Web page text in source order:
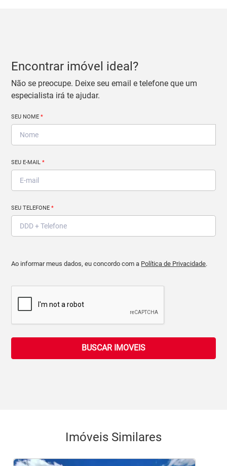
Encontrar imóvel ideal?
Não se preocupe. Deixe seu email e telefone que um
especialista irá te ajudar.
SEU NOME*
SEU E-MAIL*
SEU TELEFONE*
Ao informar meus dados, eu concordo com a Política de Privacidade.
BUSCAR IMOVEIS
Imóveis Similares